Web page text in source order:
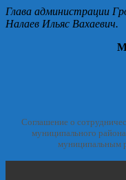
Глава администрации
Налаев Ильяс Вахаевич.
Соглашение о
муниципального
муниципальным